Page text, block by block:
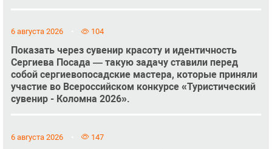
6 августа 2026 104
Показать через сувенир красоту и идентичность
Сергиева Посада — такую задачу ставили перед
собой сергиевопосадские мастера, которые приняли
участие во Всероссийском конкурсе «Туристический
сувенир - Коломна 2026».
6 августа 2026 147